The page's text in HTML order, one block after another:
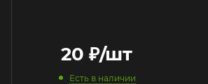
20 ₽/шт
Есть в наличии